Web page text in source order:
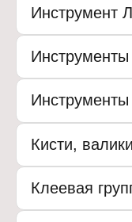
Инструмент
Инструменты
Кисти,
Клеевая